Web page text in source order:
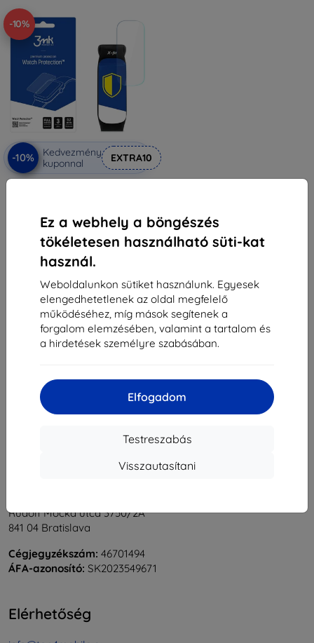
Ez a webhely a böngészés
tökéletesen használható süti-kat
használ.
Weboldalunkon sütiket használunk. Egyesek
elengedhetetlenek az oldal megfelelő
működéséhez, míg mások segítenek a
forgalom elemzésében, valamint a tartalom és
a hirdetések személyre szabásában.
Elfogadom
Testreszabás
Visszautasítani
-10%
-10%
Kedvezmény
kuponnal
EXTRA10
3MK Folia ARC teljes képernyős
3 590 Ft
3 230 Ft
Raktáron > 5 darab
« 1
Rudolf Mocka utca 3750/2A
841 04 Bratislava
Cégjegyzékszám: 46701494
ÁFA-azonosító: SK2023549671
Elérhetőség